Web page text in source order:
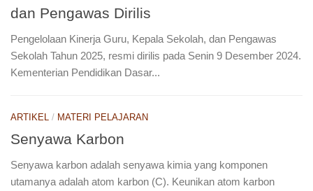
dan Pengawas Dirilis
Pengelolaan Kinerja Guru, Kepala Sekolah, dan Pengawas
Sekolah Tahun 2025, resmi dirilis pada Senin 9 Desember 2024.
Kementerian Pendidikan Dasar...
ARTIKEL / MATERI PELAJARAN
Senyawa Karbon
Senyawa karbon adalah senyawa kimia yang komponen
utamanya adalah atom karbon (C). Keunikan atom karbon